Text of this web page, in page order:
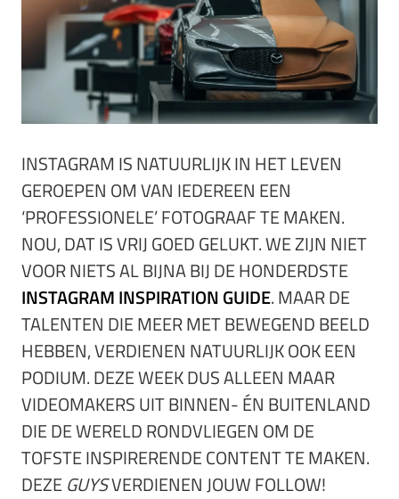
INSTAGRAM IS NATUURLIJK IN HET LEVEN
GEROEPEN OM VAN IEDEREEN EEN
‘PROFESSIONELE’ FOTOGRAAF TE MAKEN.
NOU, DAT IS VRIJ GOED GELUKT. WE ZIJN NIET
VOOR NIETS AL BIJNA BIJ DE HONDERDSTE
INSTAGRAM INSPIRATION GUIDE. MAAR DE
TALENTEN DIE MEER MET BEWEGEND BEELD
HEBBEN, VERDIENEN NATUURLIJK OOK EEN
PODIUM. DEZE WEEK DUS ALLEEN MAAR
VIDEOMAKERS UIT BINNEN- ÉN BUITENLAND
DIE DE WERELD RONDVLIEGEN OM DE
TOFSTE INSPIRERENDE CONTENT TE MAKEN.
DEZEGUYSVERDIENEN JOUW FOLLOW!